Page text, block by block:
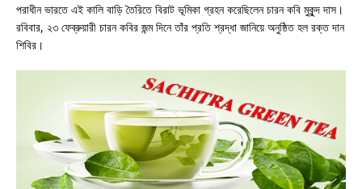
পরাধীন ভারতে এই কালি বাড়ি তৈরিতে বিরাট ভূমিকা গ্রহন করেছিলেন চারন কবি মুকুন্দ দাস।
রবিবার, ২৩ ফেব্রুয়ারী চারন কবির জন্ম দিনে তাঁর প্রতি শ্রদ্ধা জানিয়ে অনুষ্ঠিত হল রক্ত দান
শিবির।